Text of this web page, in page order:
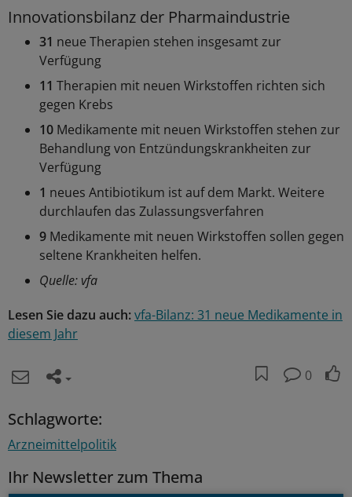
Innovationsbilanz der Pharmaindustrie
31 neue Therapien stehen insgesamt zur
Verfügung
11 Therapien mit neuen Wirkstoffen richten sich
gegen Krebs
10 Medikamente mit neuen Wirkstoffen stehen zur
Behandlung von Entzündungskrankheiten zur
Verfügung
1 neues Antibiotikum ist auf dem Markt. Weitere
durchlaufen das Zulassungsverfahren
9 Medikamente mit neuen Wirkstoffen sollen gegen
seltene Krankheiten helfen.
Quelle: vfa
Lesen Sie dazu auch:vfa-Bilanz: 31 neue Medikamente in
diesem Jahr
0
Schlagworte:
Arzneimittelpolitik
Ihr Newsletter zum Thema